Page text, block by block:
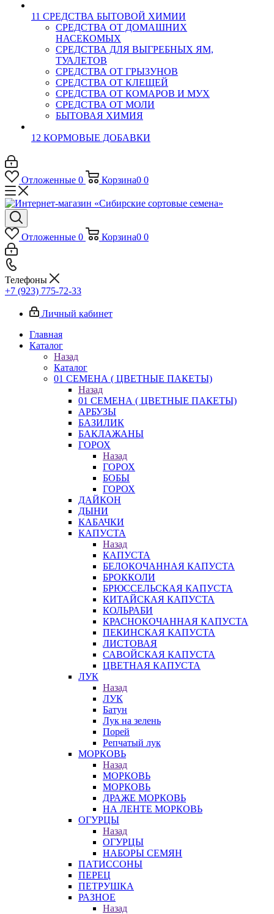
11 СРЕДСТВА БЫТОВОЙ ХИМИИ
СРЕДСТВА ОТ ДОМАШНИХ
НАСЕКОМЫХ
СРЕДСТВА ДЛЯ ВЫГРЕБНЫХ ЯМ,
ТУАЛЕТОВ
СРЕДСТВА ОТ ГРЫЗУНОВ
СРЕДСТВА ОТ КЛЕЩЕЙ
СРЕДСТВА ОТ КОМАРОВ И МУХ
СРЕДСТВА ОТ МОЛИ
БЫТОВАЯ ХИМИЯ
12 КОРМОВЫЕ ДОБАВКИ
Отложенные 0 Корзина0 0
Отложенные 0 Корзина0 0
Телефоны
+7 (923) 775-72-33
Личный кабинет
Главная
Каталог
Назад
Каталог
01 СЕМЕНА ( ЦВЕТНЫЕ ПАКЕТЫ)
Назад
01 СЕМЕНА ( ЦВЕТНЫЕ ПАКЕТЫ)
АРБУЗЫ
БАЗИЛИК
БАКЛАЖАНЫ
ГОРОХ
Назад
ГОРОХ
БОБЫ
ГОРОХ
ДАЙКОН
ДЫНИ
КАБАЧКИ
КАПУСТА
Назад
КАПУСТА
БЕЛОКОЧАННАЯ КАПУСТА
БРОККОЛИ
БРЮССЕЛЬСКАЯ КАПУСТА
КИТАЙСКАЯ КАПУСТА
КОЛЬРАБИ
КРАСНОКОЧАННАЯ КАПУСТА
ПЕКИНСКАЯ КАПУСТА
ЛИСТОВАЯ
САВОЙСКАЯ КАПУСТА
ЦВЕТНАЯ КАПУСТА
ЛУК
Назад
ЛУК
Батун
Лук на зелень
Порей
Репчатый лук
МОРКОВЬ
Назад
МОРКОВЬ
МОРКОВЬ
ДРАЖЕ МОРКОВЬ
НА ЛЕНТЕ МОРКОВЬ
ОГУРЦЫ
Назад
ОГУРЦЫ
НАБОРЫ СЕМЯН
ПАТИССОНЫ
ПЕРЕЦ
ПЕТРУШКА
РАЗНОЕ
Назад